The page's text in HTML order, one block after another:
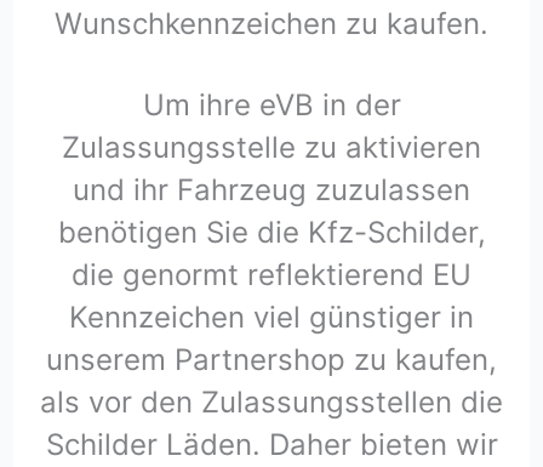
Wunschkennzeichen zu kaufen.
Um ihre eVB in der
Zulassungsstelle zu aktivieren
und ihr Fahrzeug zuzulassen
benötigen Sie die Kfz-Schilder,
die genormt reflektierend EU
Kennzeichen viel günstiger in
unserem Partnershop zu kaufen,
als vor den Zulassungsstellen die
Schilder Läden. Daher bieten wir